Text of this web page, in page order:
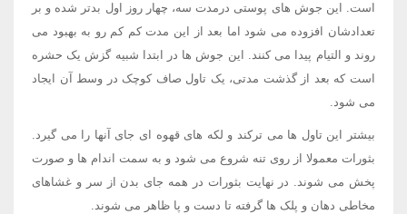
است. این جوش های پوستی درمدت سه، چهار روز اول بدتر شده و بر
تعدادشان افزوده می شود اما بعد از این مدت کم کم رو به بهبود می
روند و التیام پیدا می کنند. این جوش ها در ابتدا شبیه گزش یک حشره
است که بعد از گذشت مدتی، یک تاول صاف کوچک در وسط آن ایجاد
می شود.
بیشتر این تاول ها می ترکند و لکه های قهوه ای جای آنها را می گیرد.
بثورات معمولا از روی تنه شروع می شود و به سمت اندام ها و صورت
پخش می شوند. در نهایت بثورات در همه جای بدن از سر و غشاهای
مخاطی دهان و پلک ها گرفته تا دست و پا ظاهر می شوند.